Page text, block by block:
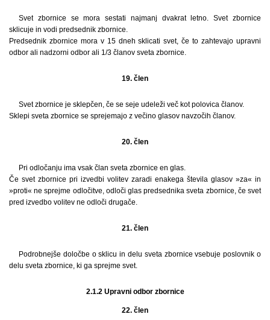
Svet zbornice se mora sestati najmanj dvakrat letno. Svet zbornice
sklicuje in vodi predsednik zbornice.
Predsednik zbornice mora v 15 dneh sklicati svet, če to zahtevajo upravni
odbor ali nadzorni odbor ali 1/3 članov sveta zbornice.
19. člen
Svet zbornice je sklepčen, če se seje udeleži več kot polovica članov.
Sklepi sveta zbornice se sprejemajo z večino glasov navzočih članov.
20. člen
Pri odločanju ima vsak član sveta zbornice en glas.
Če svet zbornice pri izvedbi volitev zaradi enakega števila glasov »za« in
»proti« ne sprejme odločitve, odloči glas predsednika sveta zbornice, če svet
pred izvedbo volitev ne odloči drugače.
21. člen
Podrobnejše določbe o sklicu in delu sveta zbornice vsebuje poslovnik o
delu sveta zbornice, ki ga sprejme svet.
2.1.2 Upravni odbor zbornice
22. člen